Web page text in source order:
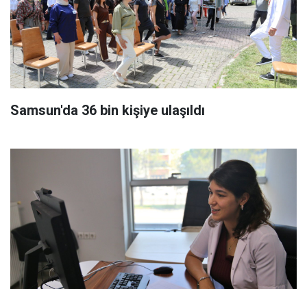
Samsun'da 36 bin kişiye ulaşıldı